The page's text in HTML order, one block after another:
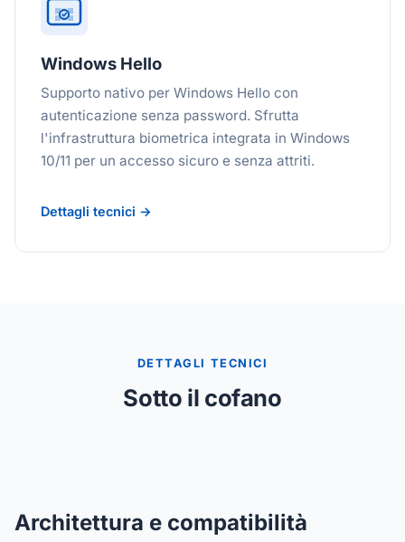
Windows Hello
Supporto nativo per Windows Hello con
autenticazione senza password. Sfrutta
l'infrastruttura biometrica integrata in Windows
10/11 per un accesso sicuro e senza attriti.
Dettagli tecnici →
DETTAGLI TECNICI
Sotto il cofano
Architettura e compatibilità